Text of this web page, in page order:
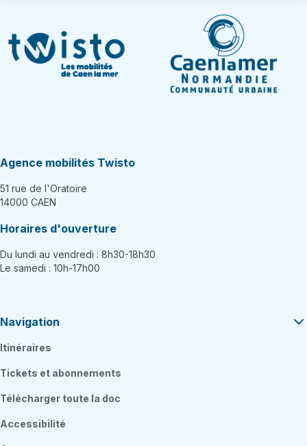
Agence mobilités Twisto
51 rue de l'Oratoire
14000 CAEN
Horaires d'ouverture
Du lundi au vendredi : 8h30-18h30
Le samedi : 10h-17h00
Navigation
Itinéraires
Tickets et abonnements
Télécharger toute la doc
Accessibilité